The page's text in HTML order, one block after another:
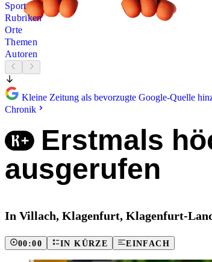
Sport
Rubriken
Orte
Themen
Autoren
Kleine Zeitung als bevorzugte Google-Quelle
Chronik
Erstmals
ausgerufen
In Villach, Klagenfurt, Klagenfurt-
00:00 IN KÜRZE EINFACH